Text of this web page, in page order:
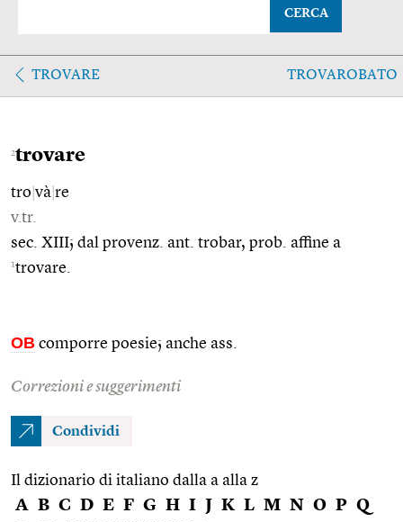
CERCA
TROVARE TROVAROBATO
2trovare
tro và re
v.tr.
sec. XIII; dal provenz. ant. trobar, prob. affine a
1trovare.
OB comporre poesie; anche ass.
Correzioni e suggerimenti
Condividi
Il dizionario di italiano dalla a alla z
A B C D E F G H I J K L M N O P Q